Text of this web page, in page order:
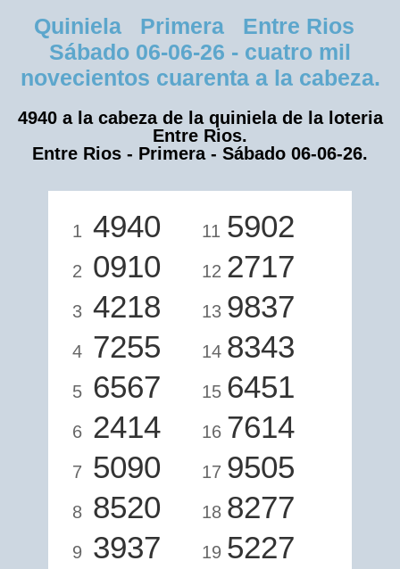
Quiniela Primera Entre Rios
Sábado 06-06-26 - cuatro mil
novecientos cuarenta a la cabeza.
4940 a la cabeza de la quiniela de la loteria
Entre Rios.
Entre Rios - Primera - Sábado 06-06-26.
1 4940
2 0910
3 4218
4 7255
5 6567
6 2414
7 5090
8 8520
9 3937
11 5902
12 2717
13 9837
14 8343
15 6451
16 7614
17 9505
18 8277
19 5227